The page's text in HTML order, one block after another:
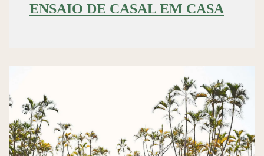
ENSAIO DE CASAL EM CASA